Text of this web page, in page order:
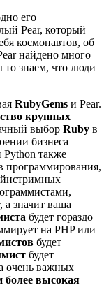
его
Pear, который
космонавтов, об
найдено много
то знаем, что люди
RubyGems и Pear.
крупных
выбор Ruby в
бизнеса
Python также
программирования,
а значит ваша
будет гораздо
на PHP или
будет
будет
очень важных
более высокая